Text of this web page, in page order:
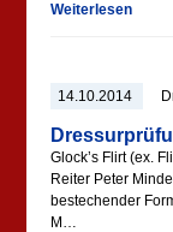
Weiterlesen
14.10.2014
Glock’s Flirt (ex.
Reiter Peter
bestechender
M…